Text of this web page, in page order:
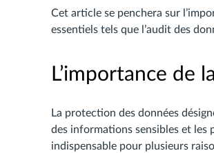
Cet article se penchera sur
essentiels tels que l’audit des
L’importance de
La protection des données
des informations sensibles et les
indispensable pour plusieurs